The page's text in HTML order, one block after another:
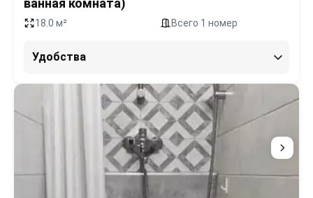
ванная комната)
18.0 м² Всего 1 номер
Удобства